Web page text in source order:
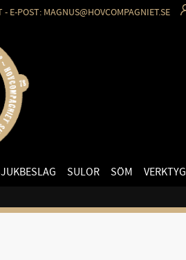
POST: MAGNUS@HOVCOMPAGNIET.SE
SULOR SÖM VERKTYG